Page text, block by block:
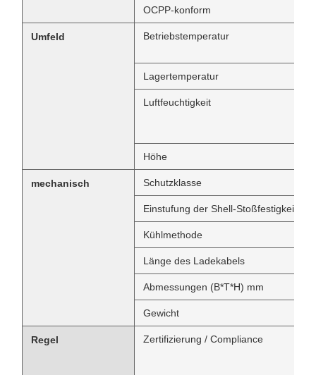
OCPP-konform
Umfeld Betriebstemperatur
Lagertemperatur
Luftfeuchtigkeit
Höhe
mechanisch Schutzklasse
Einstufung der Shell-Stoßfestigkeit
Kühlmethode
Länge des Ladekabels
Abmessungen (B*T*H) mm
Gewicht
Regel Zertifizierung / Compliance